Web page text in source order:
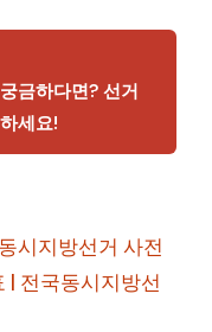
금하다면? 선거
세요!
시지방선거 사전
| 전국동시지방선